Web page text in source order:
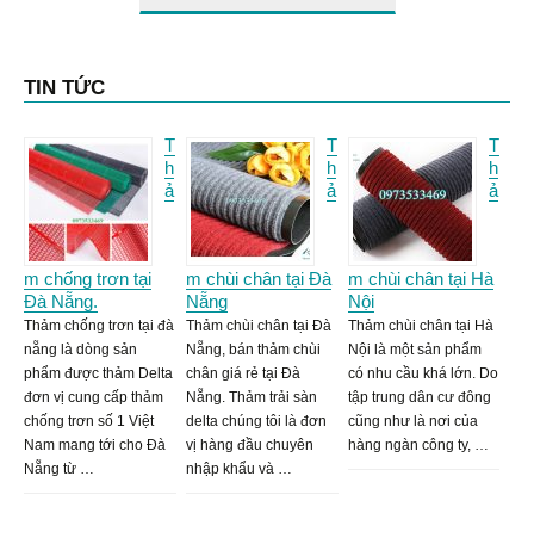
TIN TỨC
T
h
ả
m chống trơn tại
Đà Nẵng.
Thảm chống trơn tại đà
nẵng là dòng sản
phẩm được thảm Delta
đơn vị cung cấp thảm
chống trơn số 1 Việt
Nam mang tới cho Đà
Nẵng từ …
T
h
ả
m chùi chân tại Đà
Nẵng
Thảm chùi chân tại Đà
Nẵng, bán thảm chùi
chân giá rẻ tại Đà
Nẵng. Thảm trải sàn
delta chúng tôi là đơn
vị hàng đầu chuyên
nhập khẩu và …
T
h
ả
m chùi chân tại Hà
Nội
Thảm chùi chân tại Hà
Nội là một sản phẩm
có nhu cầu khá lớn. Do
tập trung dân cư đông
cũng như là nơi của
hàng ngàn công ty, …